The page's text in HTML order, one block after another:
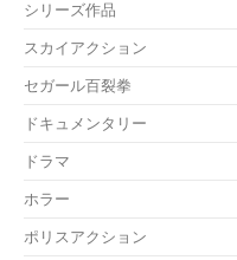
シリーズ作品
スカイアクション
セガール百裂拳
ドキュメンタリー
ドラマ
ホラー
ポリスアクション